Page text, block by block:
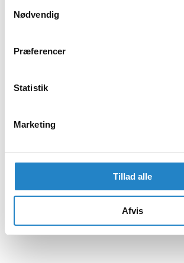
Nødvendig
Præferencer
Statistik
Marketing
Tillad alle
Afvis